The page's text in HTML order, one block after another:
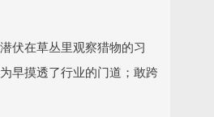
伏在草丛里观察猎物的习
早摸透了行业的门道；敢跨